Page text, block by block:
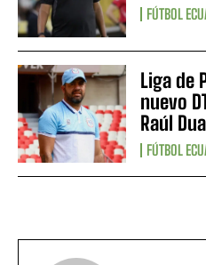
FÚTBOL
Liga de
nuevo
Raúl
FÚTBOL